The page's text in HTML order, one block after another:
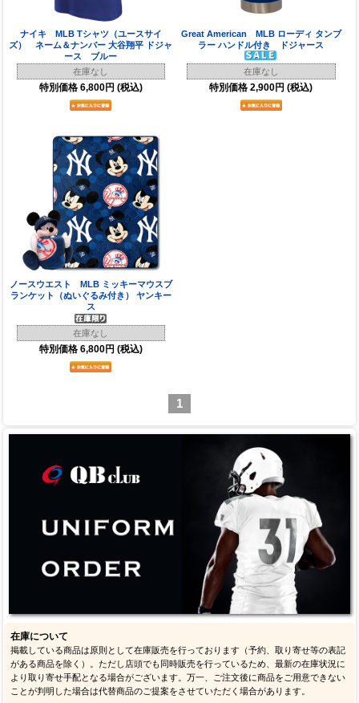
ナイキ MLB Tシャツ（ユースサイ
ズ） ネーム＆ナンバー 大谷翔平 ドジャ
ース ブルー
在庫なし
特別価格 6,800円 (税込)
Great American MLB ローディ タンブ
ラー ハンドル付き ドジャース
在庫なし
特別価格 2,900円 (税込)
ノースウエスト MLB ミッキーマウスブ
ランケット（ぬいぐるみ付き） ヤンキー
ス
在庫なし
特別価格 6,800円 (税込)
1
在庫について
掲載している商品は原則として在庫販売を行っております（予約、取り寄せ等の表記
がある商品を除く）。ただし店頭でも同時販売を行っているため、最新の在庫状況に
より取り寄せ手配となる場合がございます。万一、ご注文後に商品をご用意できない
ことが判明した場合は代替商品のご提案をさせていただく場合があります。